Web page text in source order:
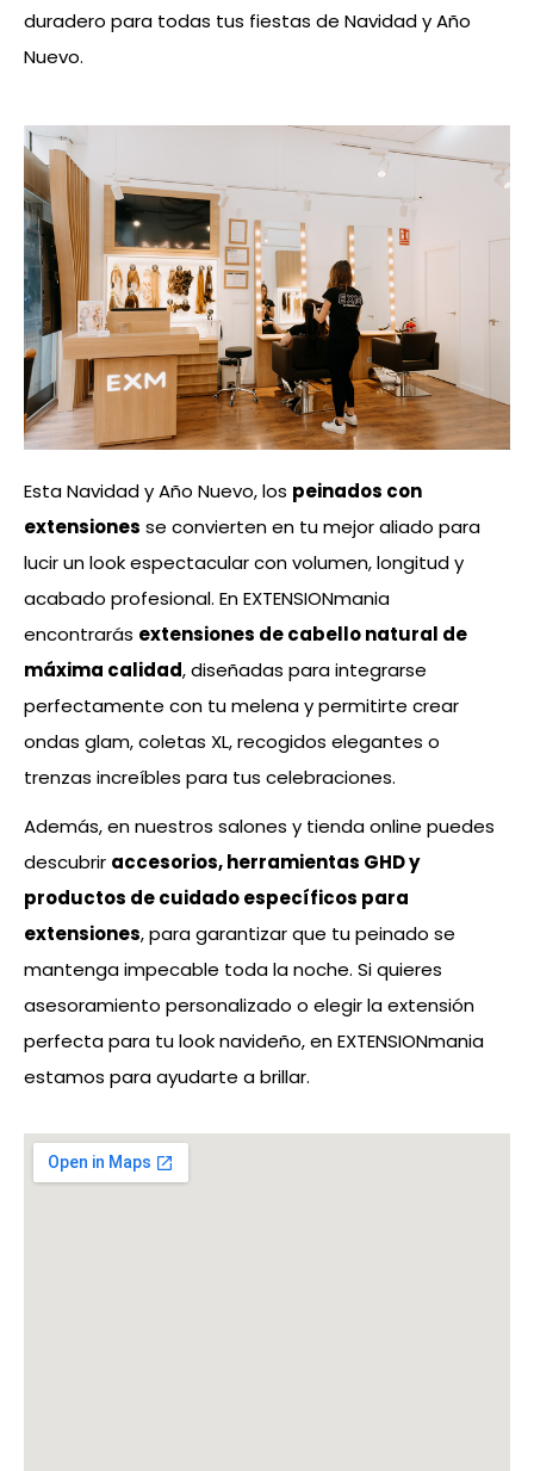
duradero para todas tus fiestas de Navidad y Año
Nuevo.
Esta Navidad y Año Nuevo, los peinados con
extensiones se convierten en tu mejor aliado para
lucir un look espectacular con volumen, longitud y
acabado profesional. En EXTENSIONmania
encontrarás extensiones de cabello natural de
máxima calidad, diseñadas para integrarse
perfectamente con tu melena y permitirte crear
ondas glam, coletas XL, recogidos elegantes o
trenzas increíbles para tus celebraciones.
Además, en nuestros salones y tienda online puedes
descubrir accesorios, herramientas GHD y
productos de cuidado específicos para
extensiones, para garantizar que tu peinado se
mantenga impecable toda la noche. Si quieres
asesoramiento personalizado o elegir la extensión
perfecta para tu look navideño, en EXTENSIONmania
estamos para ayudarte a brillar.